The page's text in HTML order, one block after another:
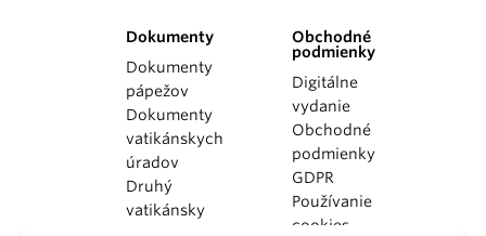
Dokumenty
Dokumenty
pápežov
Dokumenty
vatikánskych
úradov
Druhý
vatikánsky
Obchodné
podmienky
Digitálne
vydanie
Obchodné
podmienky
GDPR
Používanie
cookies